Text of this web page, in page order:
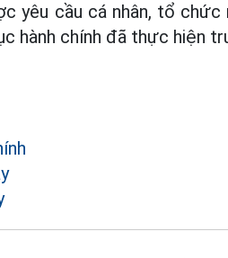
yêu cầu cá nhân, tổ
hành chính đã thực hiện